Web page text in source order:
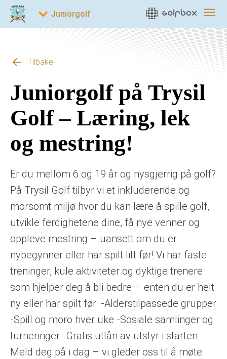
Tilbake
Juniorgolf på Trysil
Golf – Læring, lek
og mestring!
Er du mellom 6 og 19 år og nysgjerrig på golf?
På Trysil Golf tilbyr vi et inkluderende og
morsomt miljø hvor du kan lære å spille golf,
utvikle ferdighetene dine, få nye venner og
oppleve mestring – uansett om du er
nybegynner eller har spilt litt før! Vi har faste
treninger, kule aktiviteter og dyktige trenere
som hjelper deg å bli bedre – enten du er helt
ny eller har spilt før. -Alderstilpassede grupper
-Spill og moro hver uke -Sosiale samlinger og
turneringer -Gratis utlån av utstyr i starten
Meld deg på i dag – vi gleder oss til å møte